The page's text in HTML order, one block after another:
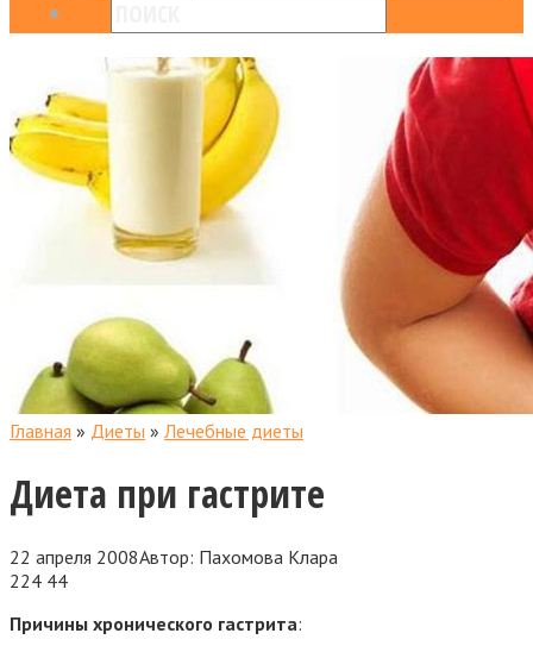
Главная » Диеты » Лечебные диеты
Диета при гастрите
22 апреля 2008Автор: Пахомова Клара
224 44
Причины хронического гастрита: